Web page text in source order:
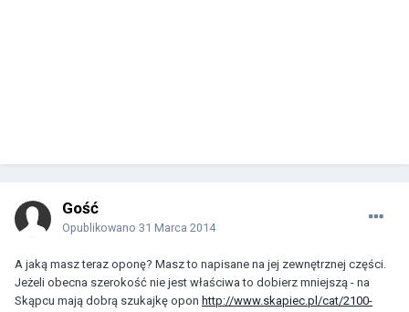
Gość
Opublikowano 31 Marca 2014
A jaką masz teraz oponę? Masz to napisane na jej zewnętrznej części.
Jeżeli obecna szerokość nie jest właściwa to dobierz mniejszą - na
Skąpcu mają dobrą szukajkę opon http://www.skapiec.pl/cat/2100-